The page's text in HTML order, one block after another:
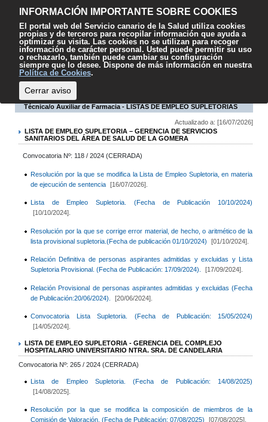
Contenido Accesibilidad Mapa web Contacto Sugerencias
SCS
Escuchar
INFORMACIÓN IMPORTANTE SOBRE COOKIES
El portal web del Servicio canario de la Salud utiliza cookies
propias y de terceros para recopilar información que ayuda a
optimizar su visita. Las cookies no se utilizan para recoger
información de carácter personal. Usted puede permitir su uso
o rechazarlo, también puede cambiar su configuración
siempre que lo desee. Dispone de más información en nuestra
Política de Cookies.
Cerrar aviso
Técnica/o Auxiliar de Farmacia - LISTAS DE EMPLEO SUPLETORIAS
Actualizado a: [16/07/2026]
LISTA DE EMPLEO SUPLETORIA – GERENCIA DE SERVICIOS
SANITARIOS DEL ÁREA DE SALUD DE LA GOMERA
Convocatoria Nº: 118 / 2024 (CERRADA)
Resolución por la que se modifica la Lista de Empleo Supletoria, en materia
de ejecución de sentencia [16/07/2026].
Lista de Empleo Supletoria. (Fecha de Publicación 10/10/2024)
[10/10/2024].
Resolución por la que se corrige error material, de hecho, o aritmético de la
lista provisional supletoria.(Fecha de publicación 01/10/2024)
[01/10/2024].
Relación Definitiva de personas aspirantes admitidas y excluidas y Lista
Supletoria Provisional. (Fecha de Publicación: 17/09/2024).
[17/09/2024].
Relación Provisional de personas aspirantes admitidas y excluidas (Fecha
de Publicación:20/06/2024).
[20/06/2024].
Convocatoria Lista Supletoria. (Fecha de Publicación: 15/05/2024)
[14/05/2024].
LISTA DE EMPLEO SUPLETORIA - GERENCIA DEL COMPLEJO
HOSPITALARIO UNIVERSITARIO NTRA. SRA. DE CANDELARIA
Convocatoria Nº: 265 / 2024 (CERRADA)
Lista de Empleo Supletoria. (Fecha de Publicación: 14/08/2025)
[14/08/2025].
Resolución por la que se modifica la composición de miembros de la
Comisión de Valoración. (Fecha de Publicación: 07/08/2025)
[07/08/2025].